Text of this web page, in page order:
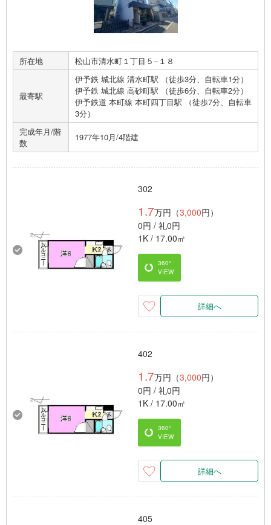
所在地 松山市清水町１丁目５−１８
最寄駅
伊予鉄 城北線 清水町駅 （徒歩3分、自転車1分）
伊予鉄 城北線 高砂町駅 （徒歩6分、自転車2分）
伊予鉄道 本町線 本町四丁目駅 （徒歩7分、自転車
3分）
完成年月/階
数
1977年10月/4階建
302
1.7万円（3,000円）
0円 / 礼0円
1K / 17.00㎡
360°
VIEW
詳細へ
402
1.7万円（3,000円）
0円 / 礼0円
1K / 17.00㎡
360°
VIEW
詳細へ
405